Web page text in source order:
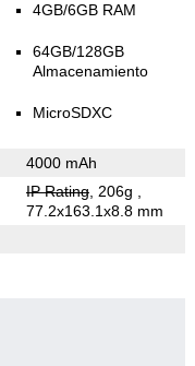
4GB/6GB RAM
64GB/128GB
Almacenamiento
MicroSDXC
4000 mAh
IP Rating, 206g
77.2x163.1x8.8 mm